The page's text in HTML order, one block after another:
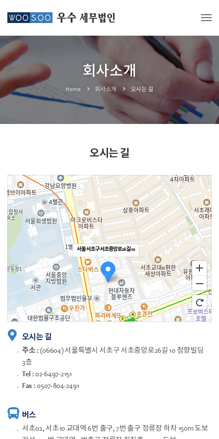
회사소개
Home 회사소개 오시는 길
오시는 길
서울 서초구 서초중앙로26길 10
오시는 길
주소 : (06604) 서울특별시 서초구 서초중앙로26길 10 청향빌딩
3층
Tel : 02-6497-2151
Fax : 0507-804-2491
버스
서초02, 서초10 교대역 6번 출구, 7번 출구 정류장 하차 150m 도보